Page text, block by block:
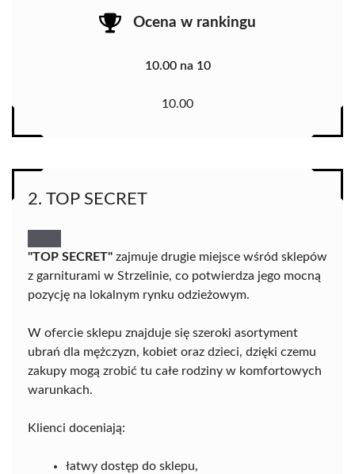
Ocena w rankingu
10.00 na 10
10.00
2. TOP SECRET
"TOP SECRET" zajmuje drugie miejsce wśród sklepów
z garniturami w Strzelinie, co potwierdza jego mocną
pozycję na lokalnym rynku odzieżowym.
W ofercie sklepu znajduje się szeroki asortyment
ubrań dla mężczyzn, kobiet oraz dzieci, dzięki czemu
zakupy mogą zrobić tu całe rodziny w komfortowych
warunkach.
Klienci doceniają:
łatwy dostęp do sklepu,